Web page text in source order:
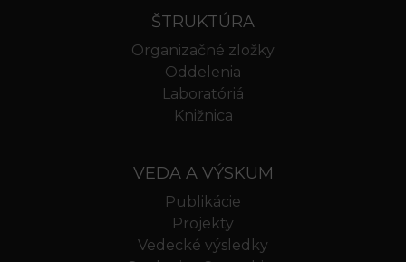
ŠTRUKTÚRA
Organizačné zložky
Oddelenia
Laboratóriá
Knižnica
VEDA A VÝSKUM
Publikácie
Projekty
Vedecké výsledky